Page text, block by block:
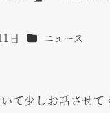
日 カテゴリー
ニュース
て少しお話させ